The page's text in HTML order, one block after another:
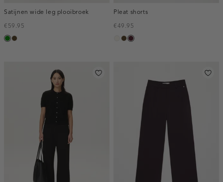
Satijnen wide leg plooibroek
€59.95
groen
toffee
Pleat shorts
€49.95
creme,
toffee
pruim,